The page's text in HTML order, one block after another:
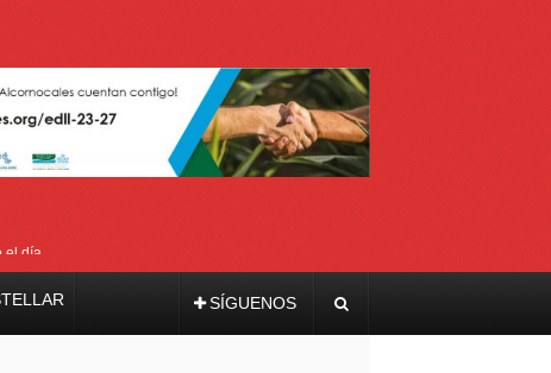
el día
SÍGUENOS